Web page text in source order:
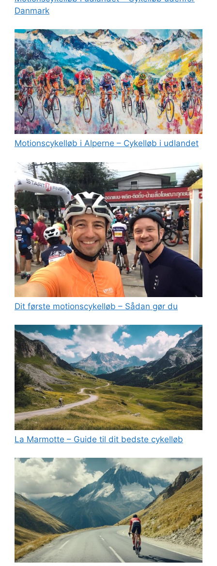
Danmark
Motionscykelløb i Alperne – Cykelløb i udlandet
Dit første motionscykelløb – Sådan gør du
La Marmotte – Guide til dit bedste cykelløb